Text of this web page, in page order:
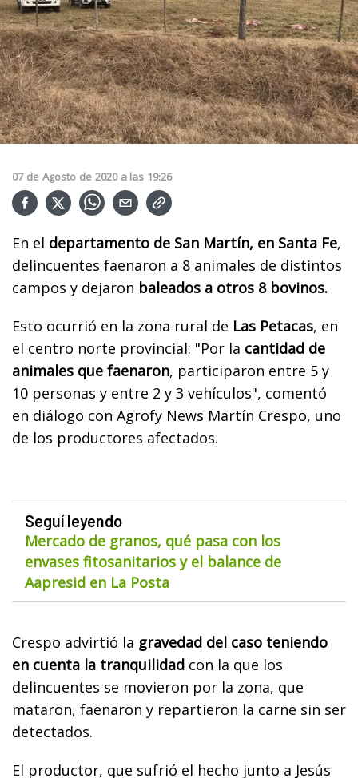
07 de Agosto de 2020 a las 19:26
En el departamento de San Martín, en Santa Fe,
delincuentes faenaron a 8 animales de distintos
campos y dejaron baleados a otros 8 bovinos.
Esto ocurrió en la zona rural de Las Petacas, en
el centro norte provincial: "Por la cantidad de
animales que faenaron, participaron entre 5 y
10 personas y entre 2 y 3 vehículos", comentó
en diálogo con Agrofy News Martín Crespo, uno
de los productores afectados.
Seguí leyendo
Mercado de granos, qué pasa con los
envases fitosanitarios y el balance de
Aapresid en La Posta
Crespo advirtió la gravedad del caso teniendo
en cuenta la tranquilidad con la que los
delincuentes se movieron por la zona, que
mataron, faenaron y repartieron la carne sin ser
detectados.
El productor, que sufrió el hecho junto a Jesús